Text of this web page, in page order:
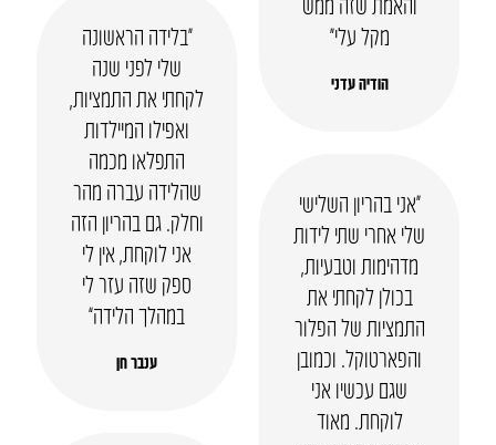
מקל עלי״
הודיה עדני
“בלידה הראשונה
שלי לפני שנה
לקחתי את התמציות,
ואפילו המיילדות
התפלאו מכמה
שהלידה עברה מהר
וחלק. גם בהריון הזה
אני לוקחת, אין לי
ספק שזה עזר לי
במהלך הלידה”
ענבר חן
“אני בהריון השלישי
שלי אחרי שתי לידות
מדהימות וטבעיות,
בכולן לקחתי את
התמציות של הפלור
והפארטוקל. וכמובן
שגם עכשיו אני
לוקחת. מאוד